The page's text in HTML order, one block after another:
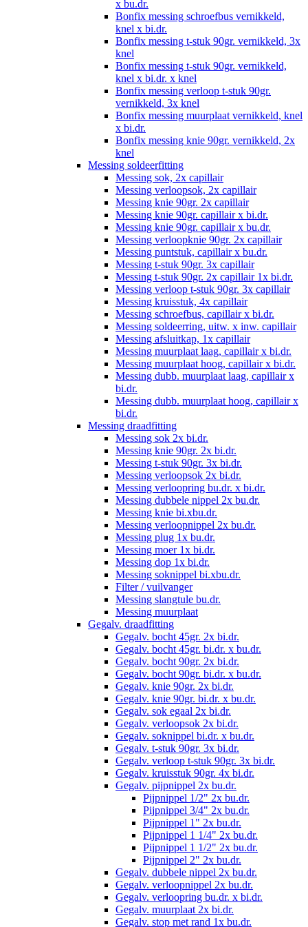
x bu.dr.
Bonfix messing schroefbus vernikkeld,
knel x bi.dr.
Bonfix messing t-stuk 90gr. vernikkeld, 3x
knel
Bonfix messing t-stuk 90gr. vernikkeld,
knel x bi.dr. x knel
Bonfix messing verloop t-stuk 90gr.
vernikkeld, 3x knel
Bonfix messing muurplaat vernikkeld, knel
x bi.dr.
Bonfix messing knie 90gr. vernikkeld, 2x
knel
Messing soldeerfitting
Messing sok, 2x capillair
Messing verloopsok, 2x capillair
Messing knie 90gr. 2x capillair
Messing knie 90gr. capillair x bi.dr.
Messing knie 90gr. capillair x bu.dr.
Messing verloopknie 90gr. 2x capillair
Messing puntstuk, capillair x bu.dr.
Messing t-stuk 90gr. 3x capillair
Messing t-stuk 90gr. 2x capillair 1x bi.dr.
Messing verloop t-stuk 90gr. 3x capillair
Messing kruisstuk, 4x capillair
Messing schroefbus, capillair x bi.dr.
Messing soldeerring, uitw. x inw. capillair
Messing afsluitkap, 1x capillair
Messing muurplaat laag, capillair x bi.dr.
Messing muurplaat hoog, capillair x bi.dr.
Messing dubb. muurplaat laag, capillair x
bi.dr.
Messing dubb. muurplaat hoog, capillair x
bi.dr.
Messing draadfitting
Messing sok 2x bi.dr.
Messing knie 90gr. 2x bi.dr.
Messing t-stuk 90gr. 3x bi.dr.
Messing verloopsok 2x bi.dr.
Messing verloopring bu.dr. x bi.dr.
Messing dubbele nippel 2x bu.dr.
Messing knie bi.xbu.dr.
Messing verloopnippel 2x bu.dr.
Messing plug 1x bu.dr.
Messing moer 1x bi.dr.
Messing dop 1x bi.dr.
Messing soknippel bi.xbu.dr.
Filter / vuilvanger
Messing slangtule bu.dr.
Messing muurplaat
Gegalv. draadfitting
Gegalv. bocht 45gr. 2x bi.dr.
Gegalv. bocht 45gr. bi.dr. x bu.dr.
Gegalv. bocht 90gr. 2x bi.dr.
Gegalv. bocht 90gr. bi.dr. x bu.dr.
Gegalv. knie 90gr. 2x bi.dr.
Gegalv. knie 90gr. bi.dr. x bu.dr.
Gegalv. sok egaal 2x bi.dr.
Gegalv. verloopsok 2x bi.dr.
Gegalv. soknippel bi.dr. x bu.dr.
Gegalv. t-stuk 90gr. 3x bi.dr.
Gegalv. verloop t-stuk 90gr. 3x bi.dr.
Gegalv. kruisstuk 90gr. 4x bi.dr.
Gegalv. pijpnippel 2x bu.dr.
Pijpnippel 1/2" 2x bu.dr.
Pijpnippel 3/4" 2x bu.dr.
Pijpnippel 1" 2x bu.dr.
Pijpnippel 1 1/4" 2x bu.dr.
Pijpnippel 1 1/2" 2x bu.dr.
Pijpnippel 2" 2x bu.dr.
Gegalv. dubbele nippel 2x bu.dr.
Gegalv. verloopnippel 2x bu.dr.
Gegalv. verloopring bu.dr. x bi.dr.
Gegalv. muurplaat 2x bi.dr.
Gegalv. stop met rand 1x bu.dr.